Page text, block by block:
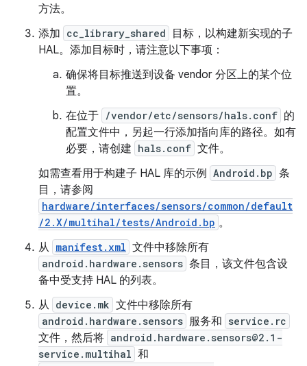
方法。
添加 cc_library_shared
目标，以构建新实现的子
HAL。添加目标时，请注意以下事项：
确保将目标推送到设备 vendor 分区上的某个位
置。
在位于 /vendor/etc/sensors/hals.conf 的
配置文件中，另起一行添加指向库的路径。如有
必要，请创建 hals.conf 文件。
如需查看用于构建子 HAL 库的示例 Android.bp 条
目，请参阅
hardware/interfaces/sensors/common/default
/2.X/multihal/tests/Android.bp 。
从 manifest.xml 文件中移除所有
android.hardware.sensors 条目，该文件包含设
备中受支持 HAL 的列表。
从 device.mk 文件中移除所有
android.hardware.sensors 服务和 service.rc
文件，然后将 android.hardware.sensors@2.1-
service.multihal 和